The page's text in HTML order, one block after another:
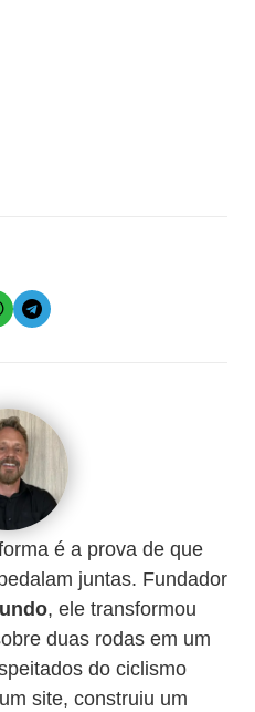
é a prova de que
juntas. Fundador
, ele transformou
duas rodas em um
do ciclismo
site, construiu um